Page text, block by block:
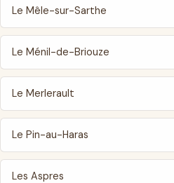
Le Mêle-sur-Sarthe
Le Ménil-de-Briouze
Le Merlerault
Le Pin-au-Haras
Les Aspres